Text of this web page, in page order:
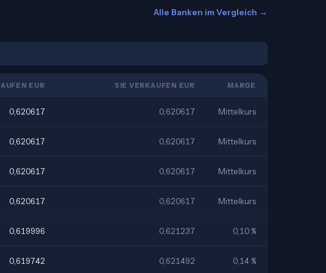
Alle Banken im Vergleich →
EUR SIE VERKAUFEN EUR MARGE
0,620617 0,620617 Mittelkurs
0,620617 0,620617 Mittelkurs
0,620617 0,620617 Mittelkurs
0,620617 0,620617 Mittelkurs
0,619996 0,621237 0,10 %
0,619742 0,621492 0,14 %